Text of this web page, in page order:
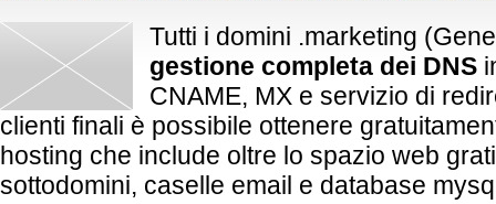
Tutti i domini .marketing
gestione completa dei DNS
CNAME, MX e servizio di
clienti finali è possibile ottenere
hosting che include oltre lo spazio web
sottodomini, caselle email e database